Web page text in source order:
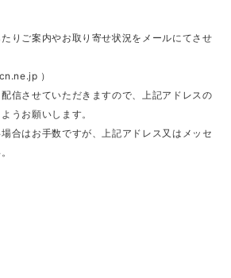
りご案内やお取り寄せ状況をメールにてさせ
）
信させていただきますので、上記アドレスの
うお願いします。
合はお手数ですが、上記アドレス又はメッセ